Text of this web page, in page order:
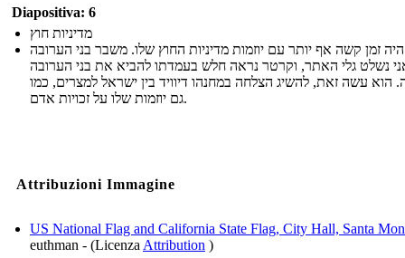
Diapositiva: 6
מדיניות חוץ
זמן קשה אף יותר עם יוזמות מדיניות החוץ שלו. משבר בני הערובה
נשלט גלי האתר, וקרטר נראה חלש בעמדתו להביא את בני הערובה
הוא עשה זאת, להשיג הצלחה במחנהו דיוויד בין ישראל למצרים, כמו
גם יוזמות שלו על זכויות אדם.
Attribuzioni Immagine
US National Flag and California State Flag, City Hall, Santa
euthman - (LicenzaAttribution )